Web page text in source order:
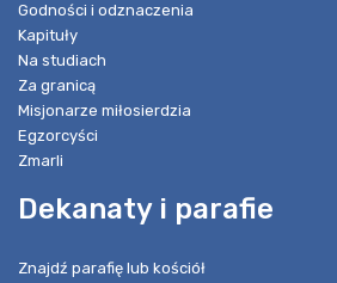
Godności i odznaczenia
Kapituły
Na studiach
Za granicą
Misjonarze miłosierdzia
Egzorcyści
Zmarli
Dekanaty i parafie
Znajdź parafię lub kościół